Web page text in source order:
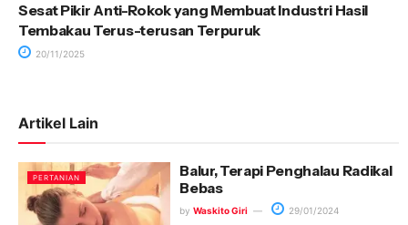
Sesat Pikir Anti-Rokok yang Membuat Industri Hasil
Tembakau Terus-terusan Terpuruk
20/11/2025
Artikel Lain
PERTANIAN
Balur, Terapi Penghalau Radikal
Bebas
by Waskito Giri 29/01/2024